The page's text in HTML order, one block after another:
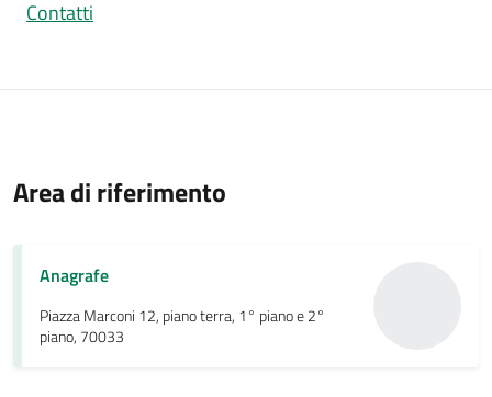
Contatti
Area di riferimento
Anagrafe
Piazza Marconi 12, piano terra, 1° piano e 2°
piano, 70033